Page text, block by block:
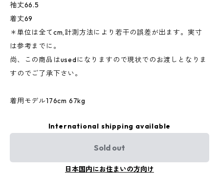
袖丈66.5
着丈69
＊単位は全てcm,計測方法により若干の誤差が出ます。実寸
は参考までに。
尚、この商品はusedになりますので現状でのお渡しとなりま
すのでご了承下さい。
着用モデル176cm 67kg
International shipping available
Sold out
日本国内にお住まいの方向け